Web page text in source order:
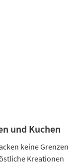
und Kuchen
keine Grenzen
Kreationen